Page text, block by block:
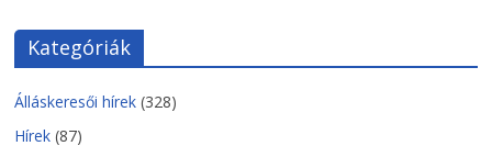
Kategóriák
Álláskeresői hírek (328)
Hírek (87)